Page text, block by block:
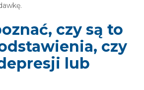
czy są to
czy
lub